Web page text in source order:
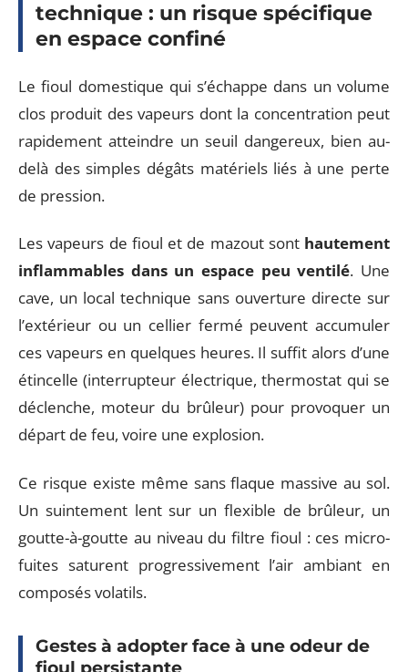
technique : un risque spécifique
en espace confiné
Le fioul domestique qui s’échappe dans un volume
clos produit des vapeurs dont la concentration peut
rapidement atteindre un seuil dangereux, bien au-
delà des simples dégâts matériels liés à une perte
de pression.
Les vapeurs de fioul et de mazout sont hautement
inflammables dans un espace peu ventilé. Une
cave, un local technique sans ouverture directe sur
l’extérieur ou un cellier fermé peuvent accumuler
ces vapeurs en quelques heures. Il suffit alors d’une
étincelle (interrupteur électrique, thermostat qui se
déclenche, moteur du brûleur) pour provoquer un
départ de feu, voire une explosion.
Ce risque existe même sans flaque massive au sol.
Un suintement lent sur un flexible de brûleur, un
goutte-à-goutte au niveau du filtre fioul : ces micro-
fuites saturent progressivement l’air ambiant en
composés volatils.
Gestes à adopter face à une odeur de
fioul persistante